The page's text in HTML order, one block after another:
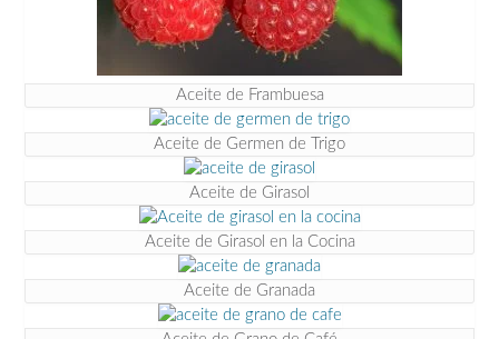
Aceite de Frambuesa
Aceite de Germen de Trigo
Aceite de Girasol
Aceite de Girasol en la Cocina
Aceite de Granada